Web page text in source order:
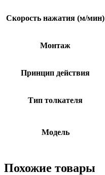
Скорость нажатия (м/мин)
Монтаж
Принцип действия
Тип толкателя
Модель
Похожие товары